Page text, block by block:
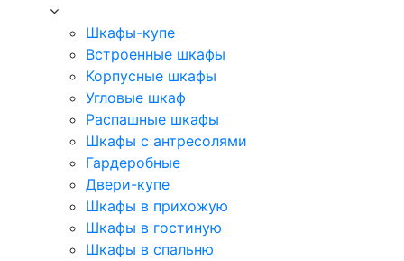
Шкафы-купе
Встроенные шкафы
Корпусные шкафы
Угловые шкаф
Распашные шкафы
Шкафы с антресолями
Гардеробные
Двери-купе
Шкафы в прихожую
Шкафы в гостиную
Шкафы в спальню